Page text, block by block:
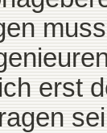
erst